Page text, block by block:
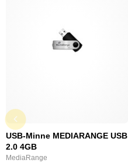
USB-Minne MEDIARANGE USB
2.0 4GB
MediaRange